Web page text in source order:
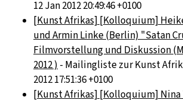
12 Jan 2012 20:49:46 +0100
[Kunst Afrikas] [Kolloquium]
und Armin Linke (Berlin) "Satan
Filmvorstellung und Diskussion
2012 ) - Mailingliste zur Kunst
2012 17:51:36 +0100
[Kunst Afrikas] [Kolloquium] Nina